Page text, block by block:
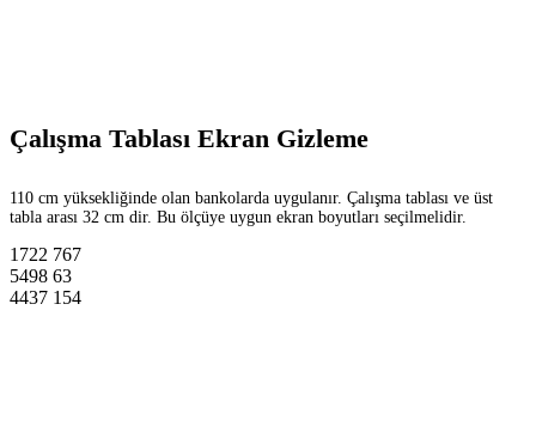
Çalışma Tablası Ekran Gizleme
110 cm yüksekliğinde olan bankolarda uygulanır. Çalışma tablası ve üst
tabla arası 32 cm dir. Bu ölçüye uygun ekran boyutları seçilmelidir.
1722 767
5498 63
4437 154